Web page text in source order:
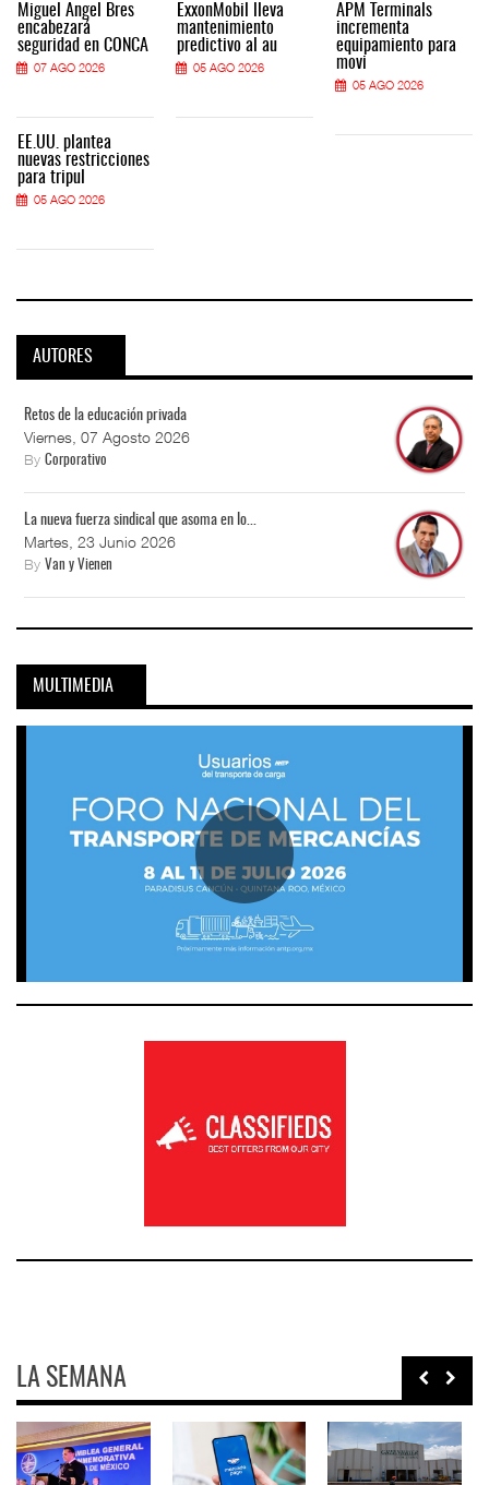
Miguel Ángel Bres
encabezará
seguridad en CONCA
07 AGO 2026
EE.UU. plantea
nuevas restricciones
para tripul
05 AGO 2026
ExxonMobil lleva
mantenimiento
predictivo al au
05 AGO 2026
APM Terminals
incrementa
equipamiento para
movi
05 AGO 2026
AUTORES
Retos de la educación privada
Viernes, 07 Agosto 2026
By Corporativo
La nueva fuerza sindical que asoma en lo...
Martes, 23 Junio 2026
By Van y Vienen
MULTIMEDIA
LA SEMANA